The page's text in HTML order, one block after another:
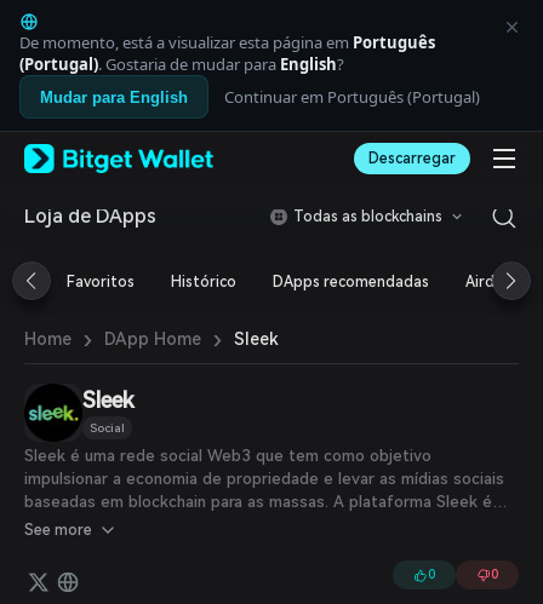
English
日本語
Tiếng Việt
Русский
Español (Latinoamérica)
Italiano
Deutsch
繁體中文
Português (Portugal)
ภาษาไทย
العربية
বাংলা
Español
Português (Brasil)
Español (Argentina)
De momento, está a visualizar esta página em Português
(Portugal). Gostaria de mudar para English?
Mudar para English Continuar em Português (Portugal)
Descarregar
Loja de DApps Todas as blockchains
Favoritos Histórico DApps recomendadas Airdrop
Home › DApp Home › Sleek
Sleek
Social
Sleek é uma rede social Web3 que tem como objetivo
impulsionar a economia de propriedade e levar as mídias sociais
baseadas em blockchain para as massas. A plataforma Sleek é
composta pelo Sleek Card e por um marketplace de
Sleek é uma plataforma de identidade para networking fluido em
encontros presenciais. Os cartões NFC da Sleek e os robôs de
See more
0 0